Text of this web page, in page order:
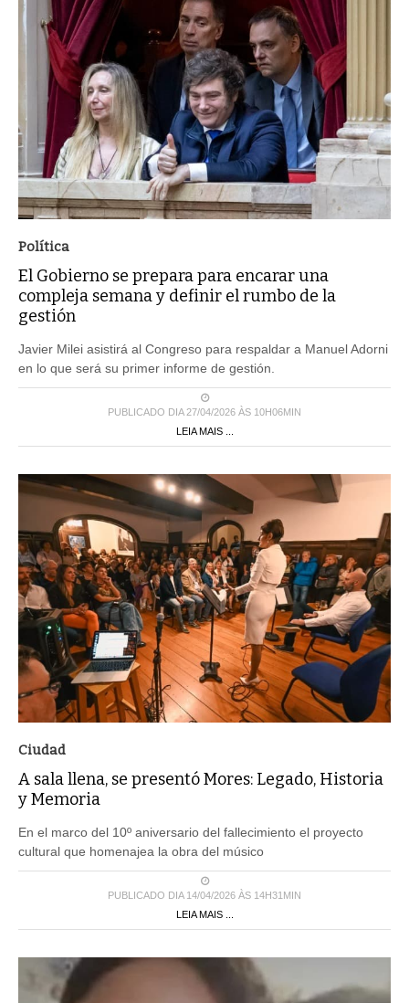
Política
El Gobierno se prepara para encarar una
compleja semana y definir el rumbo de la
gestión
Javier Milei asistirá al Congreso para respaldar a Manuel Adorni
en lo que será su primer informe de gestión.
PUBLICADO DIA 27/04/2026 ÀS 10H06MIN
LEIA MAIS ...
Ciudad
A sala llena, se presentó Mores: Legado, Historia
y Memoria
En el marco del 10º aniversario del fallecimiento el proyecto
cultural que homenajea la obra del músico
PUBLICADO DIA 14/04/2026 ÀS 14H31MIN
LEIA MAIS ...